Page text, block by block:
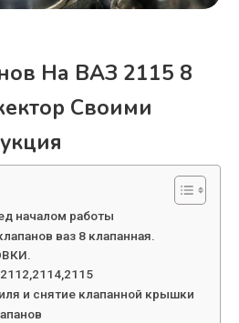
На ВАЗ 2115 8
Своими
началом работы
ваз 8 клапанная.
и снятие клапанной крышки